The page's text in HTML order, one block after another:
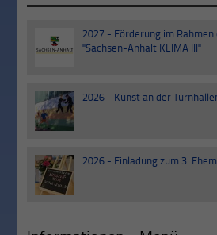
30
2027 - Förderung im
"Sachsen-Anhalt KLIMA III"
03
Jul
2026 - Kunst an der
20
Jun
2026 - Einladung zum 3.